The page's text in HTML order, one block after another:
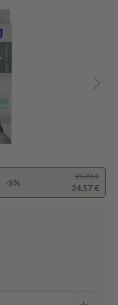
-5%
25,95 €
24,57 €